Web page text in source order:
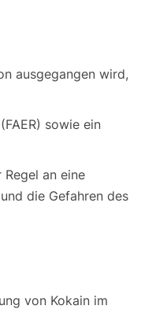
ausgegangen wird,
sowie ein
an eine
die Gefahren des
von Kokain im